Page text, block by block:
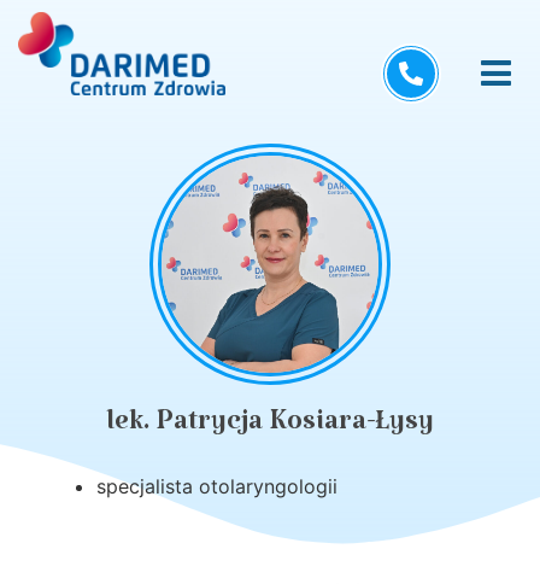
lek. Patrycja Kosiara-Łysy
specjalista otolaryngologii